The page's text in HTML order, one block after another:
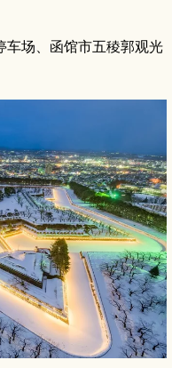
车场、函馆市五稜郭观光